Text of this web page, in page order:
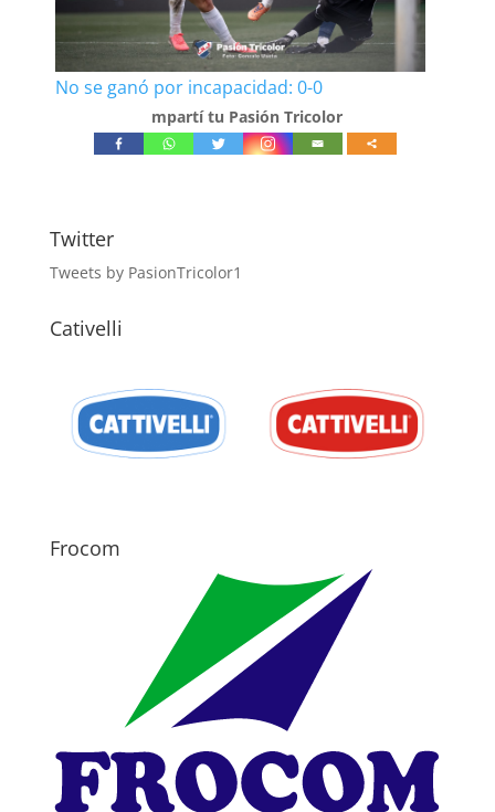
No se ganó por incapacidad: 0-0
mpartí tu Pasión Tricolor
Twitter
Tweets by PasionTricolor1
Cativelli
Frocom